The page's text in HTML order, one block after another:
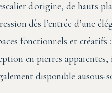
d'origine, de hauts
dès l’entrée d’une
fonctionnels et créatifs
en pierres
disponible ausous-